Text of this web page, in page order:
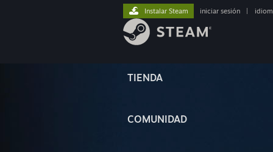
TIENDA
COMUNIDAD
Instalar Steam iniciar sesión